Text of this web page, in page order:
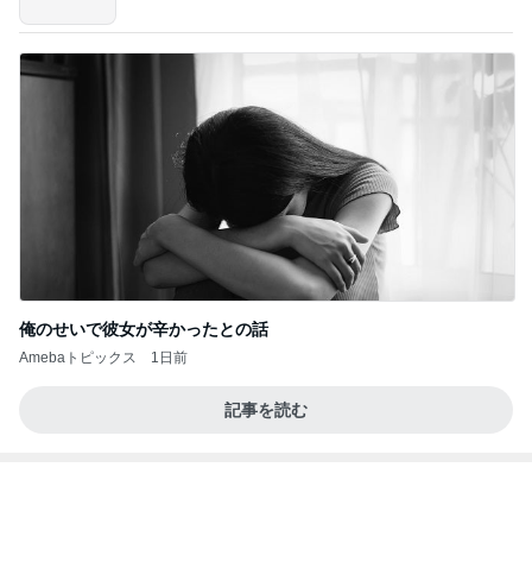
俺のせいで彼女が辛かったとの話
Amebaトピックス 1日前
記事を読む